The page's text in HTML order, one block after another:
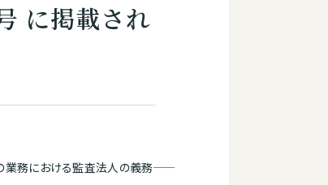
に掲載され
務における監査法人の義務――